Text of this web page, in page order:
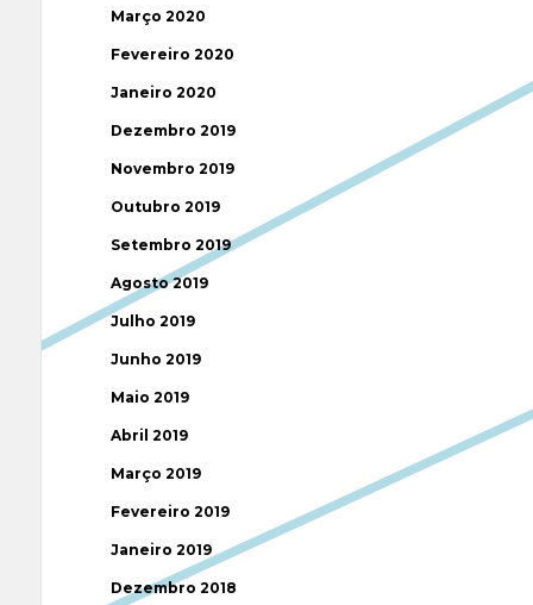
Março 2020
Fevereiro 2020
Janeiro 2020
Dezembro 2019
Novembro 2019
Outubro 2019
Setembro 2019
Agosto 2019
Julho 2019
Junho 2019
Maio 2019
Abril 2019
Março 2019
Fevereiro 2019
Janeiro 2019
Dezembro 2018